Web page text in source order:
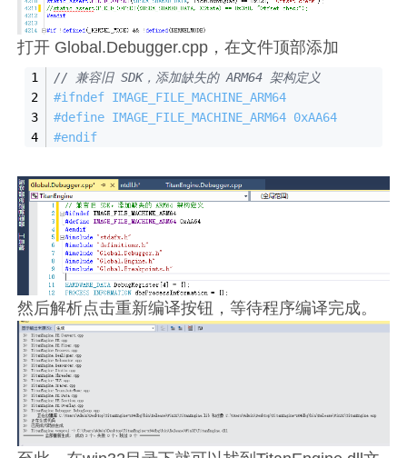
打开 Global.Debugger.cpp，在文件顶部添加
// 兼容旧 SDK，添加缺失的 ARM64 架构定义
#ifndef IMAGE_FILE_MACHINE_ARM64
#define IMAGE_FILE_MACHINE_ARM64 0xAA64
#endif
然后解析点击重新编译按钮，等待程序编译完成。